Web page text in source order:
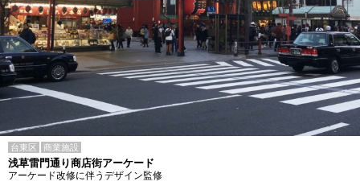
台東区 商業施設
浅草雷門通り商店街アーケード
アーケード改修に伴うデザイン監修